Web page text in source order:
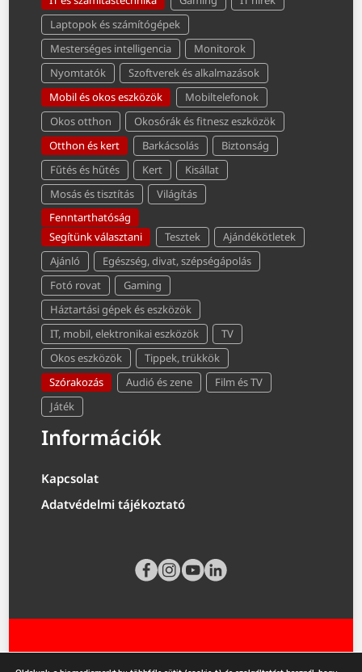
Laptopok és számítógépek
Mesterséges intelligencia
Monitorok
Nyomtatók
Szoftverek és alkalmazások
Mobil és okos eszközök
Mobiltelefonok
Okos otthon
Okosórák és fitnesz eszközök
Otthon és kert
Barkácsolás
Biztonság
Fűtés és hűtés
Kert
Kisállat
Mosás és tisztítás
Világítás
Fenntarthatóság
Segítünk választani
Tesztek
Ajándékötletek
Ajánló
Egészség, divat, szépségápolás
Fotó rovat
Gaming
Háztartási gépek és eszközök
IT, mobil, elektronikai eszközök
TV
Okos eszközök
Tippek, trükkök
Szórakozás
Audió és zene
Film és TV
Játék
Információk
Kapcsolat
Adatvédelmi tájékoztató